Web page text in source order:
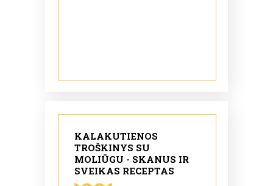
KALAKUTIENOS
TROŠKINYS SU
MOLIŪGU - SKANUS IR
SVEIKAS RECEPTAS